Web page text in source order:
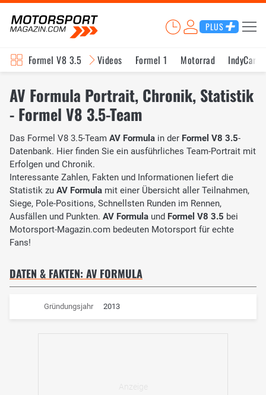
PLUS
Formel V8 3.5 Videos Formel 1 Motorrad IndyCar
AV Formula Portrait, Chronik, Statistik
- Formel V8 3.5-Team
Das Formel V8 3.5-Team AV Formula in der Formel V8 3.5-
Datenbank. Hier finden Sie ein ausführliches Team-Portrait mit
Erfolgen und Chronik.
Interessante Zahlen, Fakten und Informationen liefert die
Statistik zu AV Formula mit einer Übersicht aller Teilnahmen,
Siege, Pole-Positions, Schnellsten Runden im Rennen,
Ausfällen und Punkten. AV Formula und Formel V8 3.5 bei
Motorsport-Magazin.com bedeuten Motorsport für echte
Fans!
DATEN & FAKTEN: AV FORMULA
Gründungsjahr 2013